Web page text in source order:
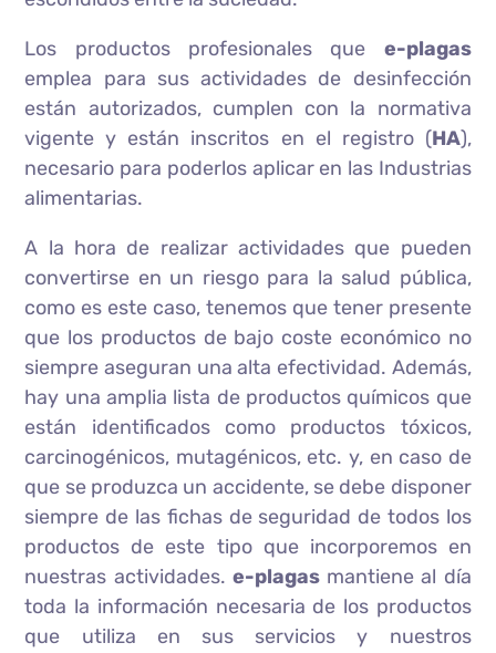
Los productos profesionales que e-plagas
emplea para sus actividades de desinfección
están autorizados, cumplen con la normativa
vigente y están inscritos en el registro (HA),
necesario para poderlos aplicar en las Industrias
alimentarias.
A la hora de realizar actividades que pueden
convertirse en un riesgo para la salud pública,
como es este caso, tenemos que tener presente
que los productos de bajo coste económico no
siempre aseguran una alta efectividad. Además,
hay una amplia lista de productos químicos que
están identificados como productos tóxicos,
carcinogénicos, mutagénicos, etc. y, en caso de
que se produzca un accidente, se debe disponer
siempre de las fichas de seguridad de todos los
productos de este tipo que incorporemos en
nuestras actividades. e-plagasmantiene al día
toda la información necesaria de los productos
que utiliza en sus servicios y nuestros